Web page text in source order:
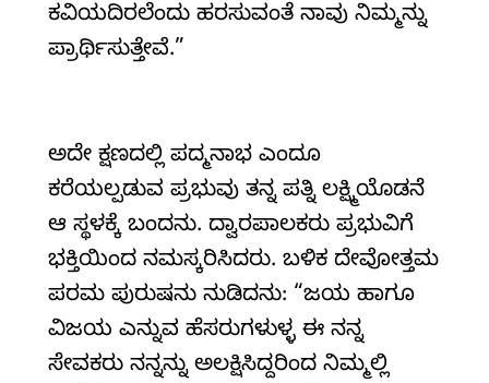
ಕವಿಯದಿರಲೆಂದು ಹರಸುವಂತೆ ನಾವು ನಿಮ್ಮನ್ನು
ಪ್ರಾರ್ಥಿಸುತ್ತೇವೆ.”
ಅದೇ ಕ್ಷಣದಲ್ಲಿ ಪದ್ಮನಾಭ ಎಂದೂ
ಕರೆಯಲ್ಪಡುವ ಪ್ರಭುವು ತನ್ನ ಪತ್ನಿ ಲಕ್ಷ್ಮಿಯೊಡನೆ
ಆ ಸ್ಥಳಕ್ಕೆ ಬಂದನು. ದ್ವಾರಪಾಲಕರು ಪ್ರಭುವಿಗೆ
ಭಕ್ತಿಯಿಂದ ನಮಸ್ಕರಿಸಿದರು. ಬಳಿಕ ದೇವೋತ್ತಮ
ಪರಮ ಪುರುಷನು ನುಡಿದನು: “ಜಯ ಹಾಗೂ
ವಿಜಯ ಎನ್ನುವ ಹೆಸರುಗಳುಳ್ಳ ಈ ನನ್ನ
ಸೇವಕರು ನನ್ನನ್ನು ಅಲಕ್ಷಿಸಿದ್ದರಿಂದ ನಿಮ್ಮಲ್ಲಿ